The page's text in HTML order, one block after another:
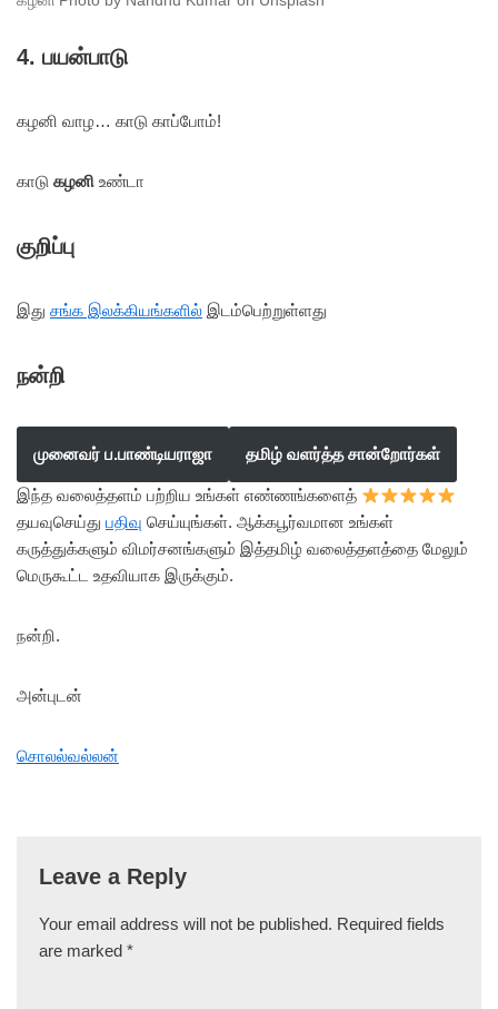
4. பயன்பாடு
கழனி வாழ… காடு காப்போம்!
காடு கழனி உண்டா
குறிப்பு
இது சங்க இலக்கியங்களில் இடம்பெற்றுள்ளது
நன்றி
முனைவர் ப.பாண்டியராஜா தமிழ் வளர்த்த சான்றோர்கள்
இந்த வலைத்தளம் பற்றிய உங்கள் எண்ணங்களைத்
தயவுசெய்து பதிவு செய்யுங்கள். ஆக்கபூர்வமான உங்கள்
கருத்துக்களும் விமர்சனங்களும் இத்தமிழ் வலைத்தளத்தை மேலும்
மெருகூட்ட உதவியாக இருக்கும்.
நன்றி.
அன்புடன்
சொலல்வல்லன்
Leave a Reply
Your email address will not be published. Required fields
are marked *